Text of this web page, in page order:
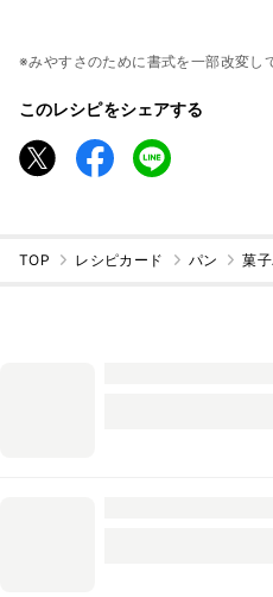
※みやすさのために書式を一部改変し
このレシピをシェアする
TOP レシピカード パン 菓